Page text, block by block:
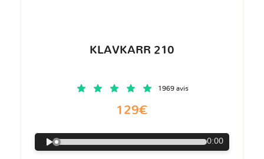
KLAVKARR 210
1969 avis
129€
0:00